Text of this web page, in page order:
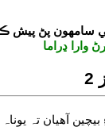
سامهون پڻ پيش
ڍراما
2
آهيان تہ